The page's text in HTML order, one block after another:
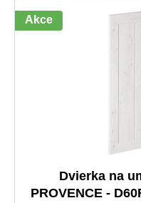
Akce
Dvierka na
PROVENCE -